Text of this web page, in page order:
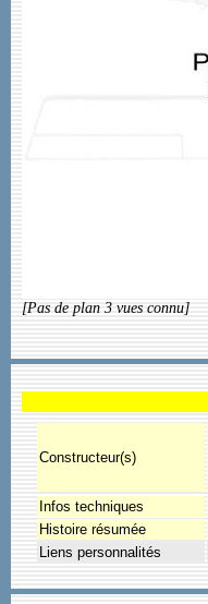
[Pas de plan 3 vues connu]
Constructeur(s)
Infos techniques
Histoire résumée
Liens personnalités